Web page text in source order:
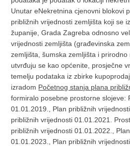
Unutar eNekretnina cjenovni blokovi
približnih vrijednosti zemljišta koji se
županije, Grada Zagreba odnosno
vrijednosti zemljišta (građevinska
zemljišta, šumska zemljišta i
utvrđuju se kao općenite, prosječne
temelju podataka iz zbirke
izradom Početnog stanja plana
formiralo posebne prostorne slojeve:
01.01.2019., Plan približnih
približnih vrijednosti 01.01.2021.
približnih vrijednosti 01.01.2022.,
01.01.2023., Plan približnih